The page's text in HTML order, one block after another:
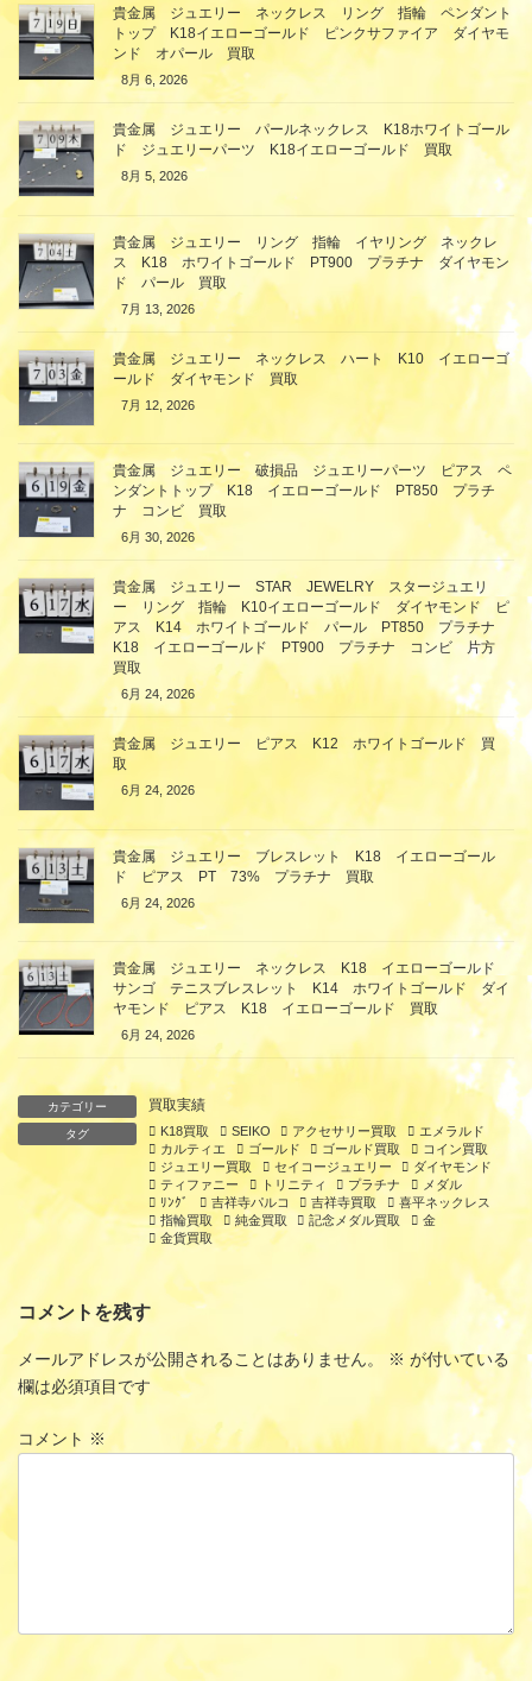
貴金属 ジュエリー ネックレス リング 指輪 ペンダント
トップ K18イエローゴールド ピンクサファイア ダイヤモ
ンド オパール 買取
8月 6, 2026
貴金属 ジュエリー パールネックレス K18ホワイトゴール
ド ジュエリーパーツ K18イエローゴールド 買取
8月 5, 2026
貴金属 ジュエリー リング 指輪 イヤリング ネックレ
ス K18 ホワイトゴールド PT900 プラチナ ダイヤモン
ド パール 買取
7月 13, 2026
貴金属 ジュエリー ネックレス ハート K10 イエローゴ
ールド ダイヤモンド 買取
7月 12, 2026
貴金属 ジュエリー 破損品 ジュエリーパーツ ピアス ペ
ンダントトップ K18 イエローゴールド PT850 プラチ
ナ コンビ 買取
6月 30, 2026
貴金属 ジュエリー STAR JEWELRY スタージュエリ
ー リング 指輪 K10イエローゴールド ダイヤモンド ピ
アス K14 ホワイトゴールド パール PT850 プラチナ
K18 イエローゴールド PT900 プラチナ コンビ 片方
買取
6月 24, 2026
貴金属 ジュエリー ピアス K12 ホワイトゴールド 買
取
6月 24, 2026
貴金属 ジュエリー ブレスレット K18 イエローゴール
ド ピアス PT 73% プラチナ 買取
6月 24, 2026
貴金属 ジュエリー ネックレス K18 イエローゴールド
サンゴ テニスブレスレット K14 ホワイトゴールド ダイ
ヤモンド ピアス K18 イエローゴールド 買取
6月 24, 2026
カテゴリー 買取実績
タグ K18買取 SEIKO アクセサリー買取
エメラルド
カルティエ
ゴールド ゴールド買取
コイン買取
ジュエリー買取
セイコージュエリー
ダイヤモンド
ティファニー
トリニティ プラチナ
メダル
ﾘﾝｸﾞ
吉祥寺パルコ 吉祥寺買取
喜平ネックレス
指輪買取
純金買取 記念メダル買取
金
金貨買取
コメントを残す
メールアドレスが公開されることはありません。 ※ が付いている
欄は必須項目です
コメント ※